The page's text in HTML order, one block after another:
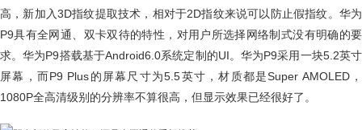
高，新加入3D指纹提取技术，相对于2D指纹来说可以防止假指纹。华为
P9具有全网通、双卡双待的特性，对用户所选择网络制式没有明确的要
求。华为P9搭载基于Android6.0系统定制的UI。华为P9采用一块5.2英寸
屏幕，而P9 Plus的屏幕尺寸为5.5英寸，材质都是Super AMOLED，
1080P全高清级别的分辨率不算很高，但显示效果已经很好了。